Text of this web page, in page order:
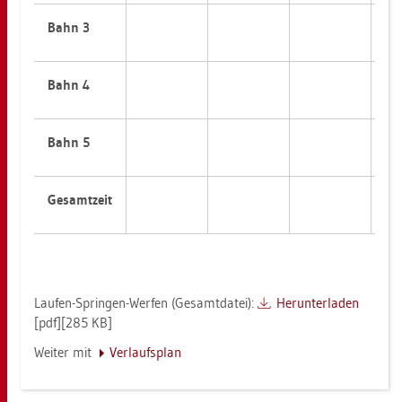
Bahn 3
Bahn 4
Bahn 5
Ge­samt­zeit
Lau­fen-Sprin­gen-Wer­fen (Ge­samt­da­tei):
Her­un­ter­la­den
[pdf][285 KB]
Wei­ter mit
Ver­laufs­plan